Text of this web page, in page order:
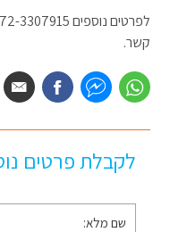
קשר.
לקבלת פרטים
שם
מלא *